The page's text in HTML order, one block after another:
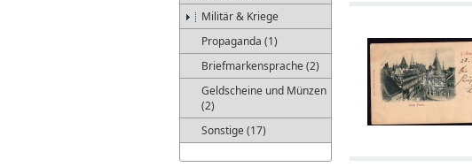
Militär & Kriege
Propaganda (1)
Briefmarkensprache (2)
Geldscheine und Münzen
(2)
Sonstige (17)